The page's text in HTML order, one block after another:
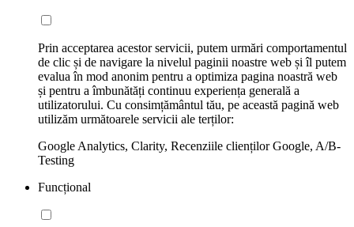
Prin acceptarea acestor servicii, putem urmări comportamentul
de clic și de navigare la nivelul paginii noastre web și îl putem
evalua în mod anonim pentru a optimiza pagina noastră web
și pentru a îmbunătăți continuu experiența generală a
utilizatorului. Cu consimțământul tău, pe această pagină web
utilizăm următoarele servicii ale terților:
Google Analytics, Clarity, Recenziile clienților Google, A/B-
Testing
Funcțional